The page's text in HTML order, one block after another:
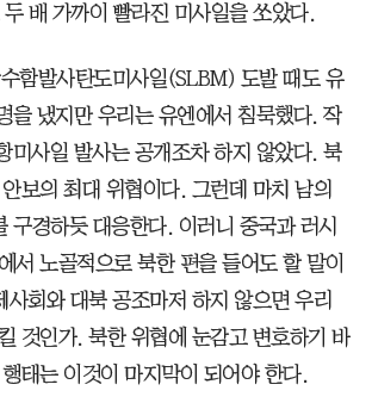
배 가까이 빨라진 미사일을 쏘았다.
함발사탄도미사일(SLBM) 도발 때도 유
을 냈지만 우리는 유엔에서 침묵했다. 작
미사일 발사는 공개조차 하지 않았다. 북
보의 최대 위협이다. 그런데 마치 남의
구경하듯 대응한다. 이러니 중국과 러시
서 노골적으로 북한 편을 들어도 할 말이
사회와 대북 공조마저 하지 않으면 우리
것인가. 북한 위협에 눈감고 변호하기 바
태는 이것이 마지막이 되어야 한다.